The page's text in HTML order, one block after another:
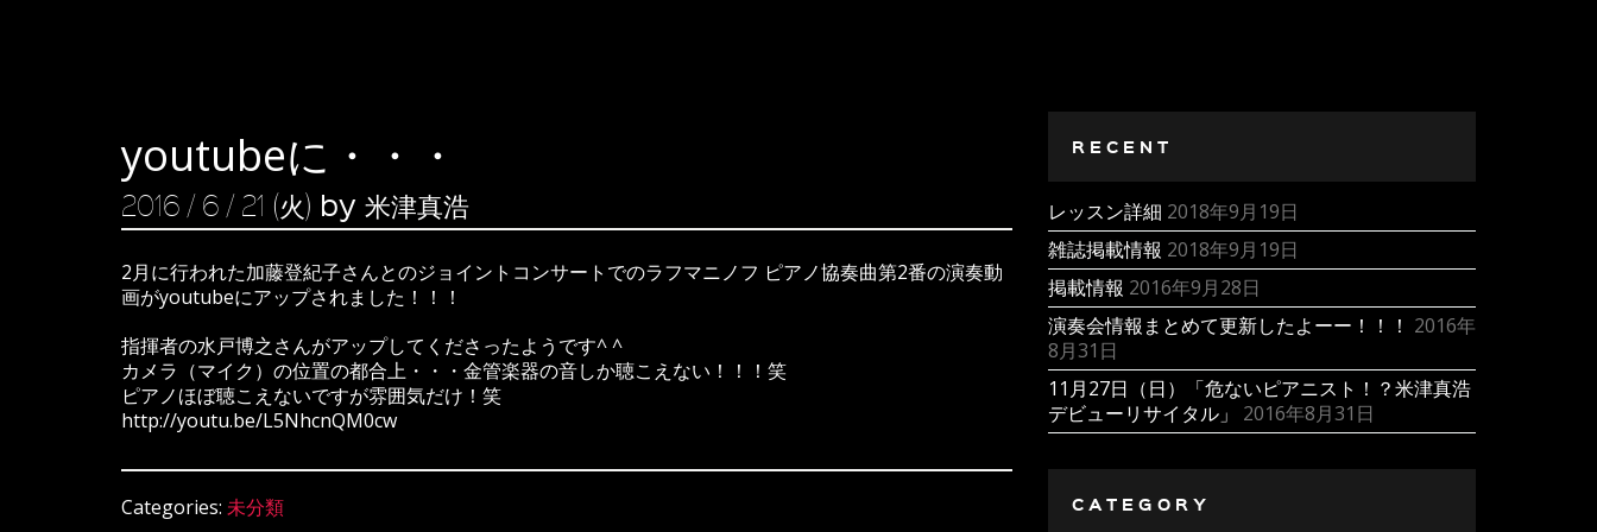
youtubeに・・・
2016 / 6 / 21 (火) by 米津真浩
2月に行われた加藤登紀子さんとのジョイントコンサートでのラフマニノフ ピアノ協奏曲第2番の演奏動
画がyoutubeにアップされました！！！
指揮者の水戸博之さんがアップしてくださったようです^ ^
カメラ（マイク）の位置の都合上・・・金管楽器の音しか聴こえない！！！笑
ピアノほぼ聴こえないですが雰囲気だけ！笑
http://youtu.be/L5NhcnQM0cw
Categories: 未分類
RECENT
レッスン詳細 2018年9月19日
雑誌掲載情報 2018年9月19日
掲載情報 2016年9月28日
演奏会情報まとめて更新したよーー！！！ 2016年
8月31日
11月27日（日）「危ないピアニスト！？米津真浩
デビューリサイタル」
2016年8月31日
CATEGORY